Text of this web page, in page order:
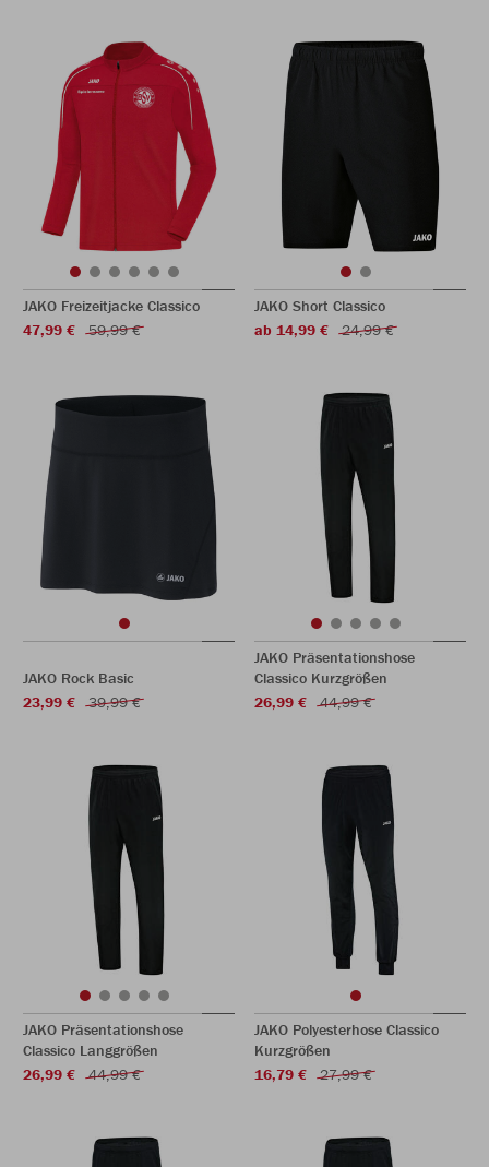
JAKO Freizeitjacke Classico
47,99 €
59,99 €
JAKO Short Classico
ab 14,99 €
24,99 €
JAKO Rock Basic
23,99 €
39,99 €
JAKO Präsentationshose
Classico Kurzgrößen
26,99 €
44,99 €
JAKO Präsentationshose
Classico Langgrößen
26,99 €
44,99 €
JAKO Polyesterhose Classico
Kurzgrößen
16,79 €
27,99 €